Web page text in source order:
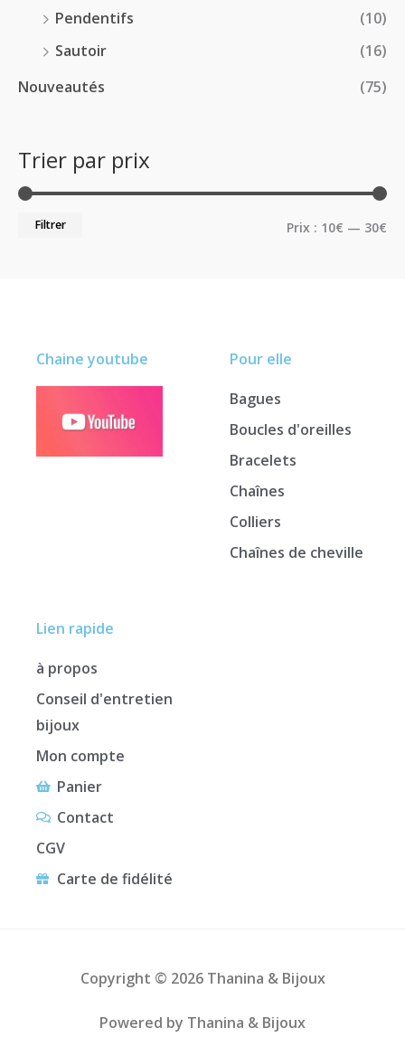
Pendentifs
(10)
Sautoir
(16)
Nouveautés
(75)
Trier par prix
Filtrer Prix : 10€ — 30€
Lien rapide
à propos
Conseil d'entretien
bijoux
Mon compte
Panier
Contact
CGV
Carte de fidélité
Pour elle
Bagues
Boucles d'oreilles
Bracelets
Chaînes
Colliers
Chaînes de cheville
Chaine youtube
Copyright © 2026 Thanina & Bijoux
Powered by Thanina & Bijoux